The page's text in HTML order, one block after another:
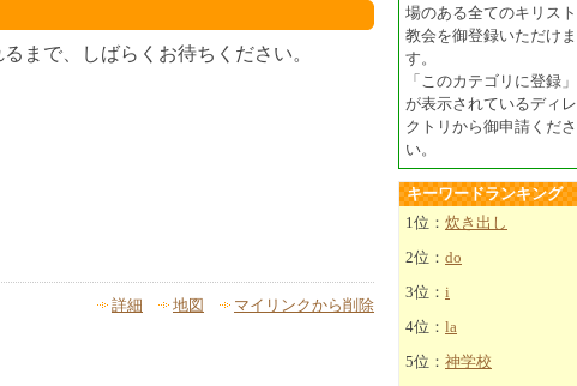
まで、しばらくお待ちください。
詳細 地図 マイリンクから削除
場のある全てのキリスト
教会を御登録いただけま
す。
「このカテゴリに登録」
が表示されているディレ
クトリから御申請くださ
い。
キーワードランキング
1位： 炊き出し
2位： do
3位： i
4位： la
5位： 神学校